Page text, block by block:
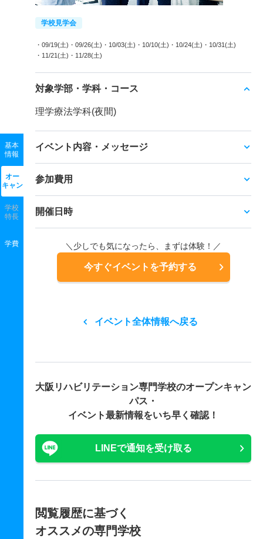
基本
情報
オー
キャン
学校
特長
学費
学校見学会
・09/19(土) ・09/26(土) ・10/03(土) ・10/10(土) ・10/24(土) ・10/31(土)
・11/21(土) ・11/28(土)
対象学部・学科・コース
理学療法学科(夜間)
イベント内容・メッセージ
参加費用
開催日時
＼少しでも気になったら、まずは体験！／
今すぐイベントを予約する
イベント全体情報へ戻る
大阪リハビリテーション専門学校のオープンキャン
パス・
イベント最新情報をいち早く確認！
LINEで通知を受け取る
閲覧履歴に基づく
オススメの専門学校